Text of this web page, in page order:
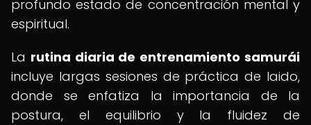
profundo estado de concentración mental y
espiritual.
La rutina diaria de entrenamiento samurái
incluye largas sesiones de práctica de Iaido,
donde se enfatiza la importancia de la
postura, el equilibrio y la fluidez de